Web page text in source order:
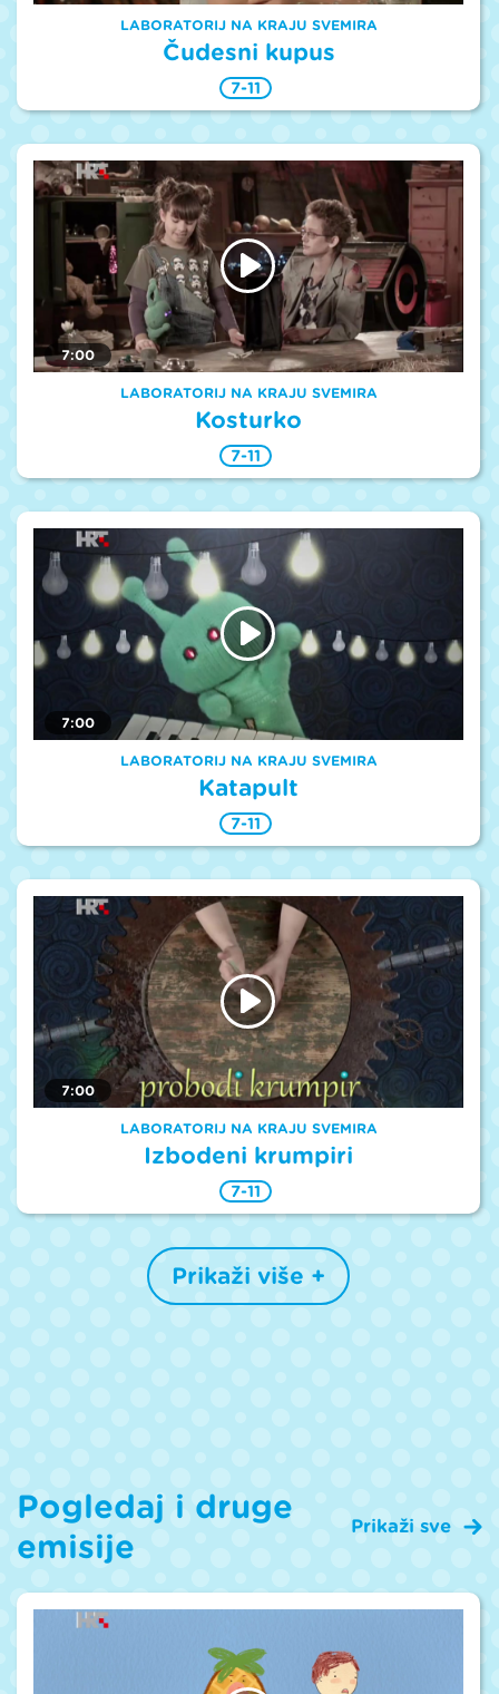
LABORATORIJ NA KRAJU SVEMIRA
Čudesni kupus
7-11
7:00
LABORATORIJ NA KRAJU SVEMIRA
Kosturko
7-11
7:00
LABORATORIJ NA KRAJU SVEMIRA
Katapult
7-11
7:00
LABORATORIJ NA KRAJU SVEMIRA
Izbodeni krumpiri
7-11
Prikaži više +
Pogledaj i druge
emisije
Prikaži sve